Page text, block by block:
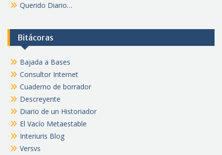
Querido Diario…
Bitácoras
Bajada a Bases
Consultor Internet
Cuaderno de borrador
Descreyente
Diario de un Historiador
El Vacío Metaestable
Interiuris Blog
Versvs